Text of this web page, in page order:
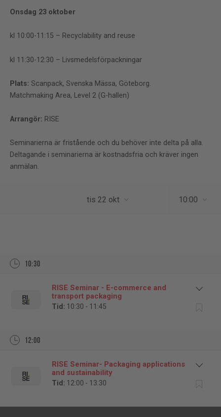
Onsdag 23 oktober
kl 10:00-11:15 – Recyclability and reuse
kl 11:30-12:30 – Livsmedelsförpackningar
Plats: Scanpack, Svenska Mässa, Göteborg.
Matchmaking Area, Level 2 (G-hallen)
Arrangör: RISE
Seminarierna är fristående och du behöver inte delta på alla.
Deltagande i seminarierna är kostnadsfria och kräver ingen
anmälan.
tis 22 okt 10:00
10:30
RISE Seminar - E-commerce and
transport packaging
Tid: 10:30 - 11:45
12:00
RISE Seminar- Packaging applications
and sustainability
Tid: 12:00 - 13:30